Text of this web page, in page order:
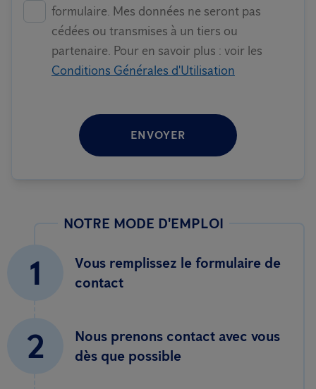
formulaire. Mes données ne seront pas
cédées ou transmises à un tiers ou
partenaire. Pour en savoir plus : voir les
Conditions Générales d'Utilisation
ENVOYER
NOTRE MODE D'EMPLOI
1
Vous remplissez le formulaire de
contact
2
Nous prenons contact avec vous
dès que possible